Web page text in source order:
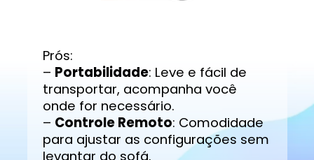
Prós:
– Portabilidade: Leve e fácil de
transportar, acompanha você
onde for necessário.
– Controle Remoto: Comodidade
para ajustar as configurações sem
levantar do sofá.